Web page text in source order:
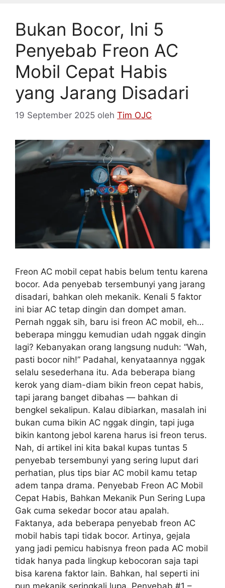
Bukan Bocor, Ini 5
Penyebab Freon AC
Mobil Cepat Habis
yang Jarang Disadari
19 September 2025 oleh Tim OJC
Freon AC mobil cepat habis belum tentu karena
bocor. Ada penyebab tersembunyi yang jarang
disadari, bahkan oleh mekanik. Kenali 5 faktor
ini biar AC tetap dingin dan dompet aman.
Pernah nggak sih, baru isi freon AC mobil, eh…
beberapa minggu kemudian udah nggak dingin
lagi? Kebanyakan orang langsung nuduh: “Wah,
pasti bocor nih!” Padahal, kenyataannya nggak
selalu sesederhana itu. Ada beberapa biang
kerok yang diam-diam bikin freon cepat habis,
tapi jarang banget dibahas — bahkan di
bengkel sekalipun. Kalau dibiarkan, masalah ini
bukan cuma bikin AC nggak dingin, tapi juga
bikin kantong jebol karena harus isi freon terus.
Nah, di artikel ini kita bakal kupas tuntas 5
penyebab tersembunyi yang sering luput dari
perhatian, plus tips biar AC mobil kamu tetap
adem tanpa drama. Penyebab Freon AC Mobil
Cepat Habis, Bahkan Mekanik Pun Sering Lupa
Gak cuma sekedar bocor atau apalah.
Faktanya, ada beberapa penyebab freon AC
mobil habis tapi tidak bocor. Artinya, gejala
yang jadi pemicu habisnya freon pada AC mobil
tidak hanya pada lingkup kebocoran saja tapi
bisa karena faktor lain. Bahkan, hal seperti ini
pun mekanik seringkali lupa. Penyebab #1 –